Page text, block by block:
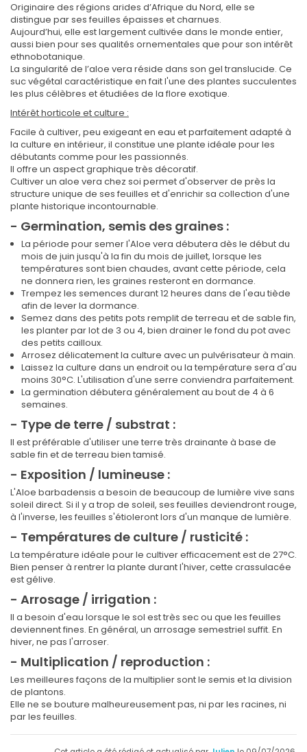
Originaire des régions arides d’Afrique du Nord, elle se
distingue par ses feuilles épaisses et charnues.
Aujourd’hui, elle est largement cultivée dans le monde entier,
aussi bien pour ses qualités ornementales que pour son intérêt
ethnobotanique.
La singularité de l’aloe vera réside dans son gel translucide. Ce
suc végétal caractéristique en fait l'une des plantes succulentes
les plus célèbres et étudiées de la flore exotique.
Intérêt horticole et culture :
Facile à cultiver, peu exigeant en eau et parfaitement adapté à
la culture en intérieur, il constitue une plante idéale pour les
débutants comme pour les passionnés.
Il offre un aspect graphique très décoratif.
Cultiver un aloe vera chez soi permet d'observer de près la
structure unique de ses feuilles et d'enrichir sa collection d'une
plante historique incontournable.
- Germination, semis des graines :
La période pour semer l'Aloe vera débutera dès le début du
mois de juin jusqu'à la fin du mois de juillet, lorsque les
températures sont bien chaudes, avant cette période, cela
ne donnera rien, les graines resteront en dormance.
Trempez les semences durant 12 heures dans de l'eau tiède
afin de lever la dormance.
Semez dans des petits pots remplit de terreau et de sable fin,
les planter par lot de 3 ou 4, bien drainer le fond du pot avec
des petits cailloux.
Arrosez délicatement la culture avec un pulvérisateur à main.
Laissez la culture dans un endroit ou la température sera d'au
moins 30°C. L'utilisation d'une serre conviendra parfaitement.
La germination débutera généralement au bout de 4 à 6
semaines.
- Type de terre / substrat :
Il est préférable d'utiliser une terre très drainante à base de
sable fin et de terreau bien tamisé.
- Exposition / lumineuse :
L'Aloe barbadensis a besoin de beaucoup de lumière vive sans
soleil direct. Si il y a trop de soleil, ses feuilles deviendront rouge,
à l'inverse, les feuilles s'étioleront lors d'un manque de lumière.
- Températures de culture / rusticité :
La température idéale pour le cultiver efficacement est de 27°C.
Bien penser à rentrer la plante durant l'hiver, cette crassulacée
est gélive.
- Arrosage / irrigation :
Il a besoin d'eau lorsque le sol est très sec ou que les feuilles
deviennent fines. En général, un arrosage semestriel suffit. En
hiver, ne pas l'arroser.
- Multiplication / reproduction :
Les meilleures façons de la multiplier sont le semis et la division
de plantons.
Elle ne se bouture malheureusement pas, ni par les racines, ni
par les feuilles.